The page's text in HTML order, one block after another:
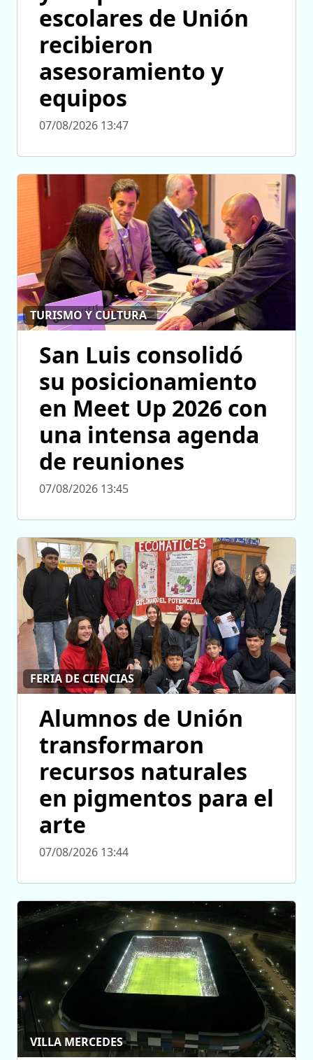
escolares de Unión
recibieron
asesoramiento y
equipos
07/08/2026 13:47
TURISMO Y CULTURA
San Luis consolidó
su posicionamiento
en Meet Up 2026 con
una intensa agenda
de reuniones
07/08/2026 13:45
FERIA DE CIENCIAS
Alumnos de Unión
transformaron
recursos naturales
en pigmentos para el
arte
07/08/2026 13:44
VILLA MERCEDES